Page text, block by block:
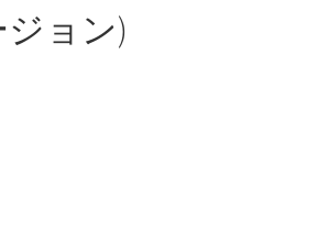
ジョン)